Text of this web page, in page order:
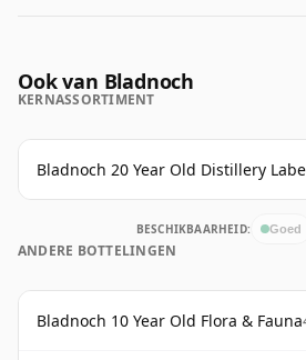
Ook van Bladnoch
KERNASSORTIMENT
Bladnoch 20 Year Old Distillery
BESCHIKBAARHEID: Goed
ANDERE BOTTELINGEN
Bladnoch 10 Year Old Flora & Fauna